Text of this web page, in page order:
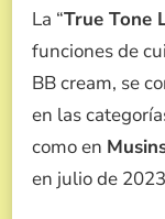
La “True Tone
funciones de
BB cream, se
en las
como en
en julio de